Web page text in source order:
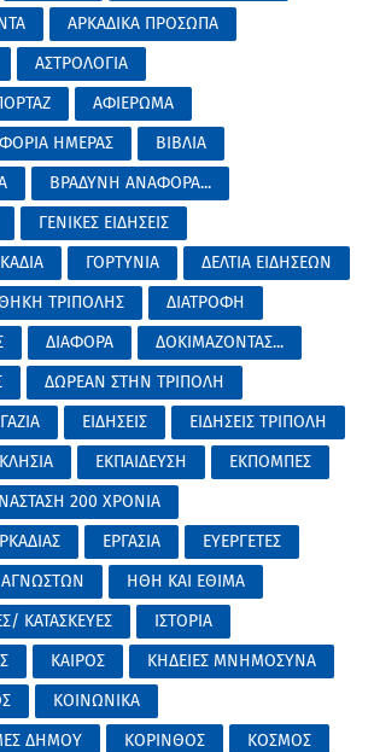
ΑΡΚΑΔΙΚΑ ΠΡΟΣΩΠΑ
ΑΣΤΡΟΛΟΓΙΑ
ΑΦΙΕΡΩΜΑ
ΗΜΕΡΑΣ
ΒΙΒΛΙΑ
ΒΡΑΔΥΝΗ ΑΝΑΦΟΡΑ...
ΓΕΝΙΚΕΣ ΕΙΔΗΣΕΙΣ
ΓΟΡΤΥΝΙΑ
ΔΕΛΤΙΑ ΕΙΔΗΣΕΩΝ
ΤΡΙΠΟΛΗΣ
ΔΙΑΤΡΟΦΗ
ΔΙΑΦΟΡΑ
ΔΟΚΙΜΑΖΟΝΤΑΣ...
ΔΩΡΕΑΝ ΣΤΗΝ ΤΡΙΠΟΛΗ
ΕΙΔΗΣΕΙΣ
ΕΙΔΗΣΕΙΣ ΤΡΙΠΟΛΗ
ΕΚΠΑΙΔΕΥΣΗ
ΕΚΠΟΜΠΕΣ
200 ΧΡΟΝΙΑ
ΕΡΓΑΣΙΑ
ΕΥΕΡΓΕΤΕΣ
ΗΘΗ ΚΑΙ ΕΘΙΜΑ
ΚΑΤΑΣΚΕΥΕΣ
ΙΣΤΟΡΙΑ
ΚΑΙΡΟΣ
ΚΗΔΕΙΕΣ ΜΝΗΜΟΣΥΝΑ
ΚΟΙΝΩΝΙΚΑ
ΔΗΜΟΥ
ΚΟΡΙΝΘΟΣ
ΚΟΣΜΟΣ